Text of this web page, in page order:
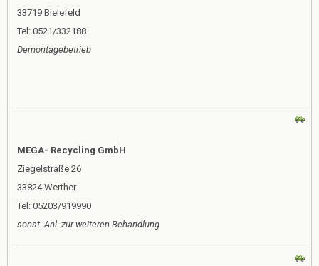
33719 Bielefeld
Tel: 0521/332188
Demontagebetrieb
MEGA- Recycling GmbH
Ziegelstraße 26
33824 Werther
Tel: 05203/919990
sonst. Anl. zur weiteren Behandlung